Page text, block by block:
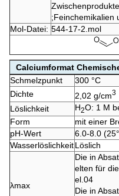
;Feinchemikalien
Mol-Datei: 544-17-2.mol
Calciumformat
Schmelzpunkt
300 °C
Dichte
2,02 g/cm3
Löslichkeit H2O: 1 M
Form
mit einer
pH-Wert
6.0-8.0
WasserlöslichkeitLöslich
λmax
Die in
elten für
el.04
Die in